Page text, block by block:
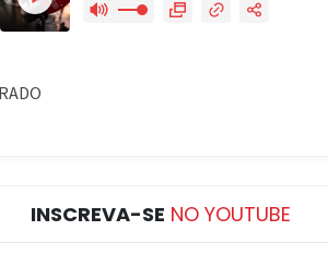
INSCREVA-SE NO YOUTUBE